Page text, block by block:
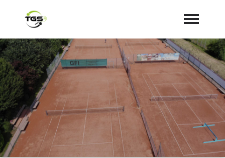
Startseite
Aktuelles
Termine
Dokumente/Mitgliedsantrag